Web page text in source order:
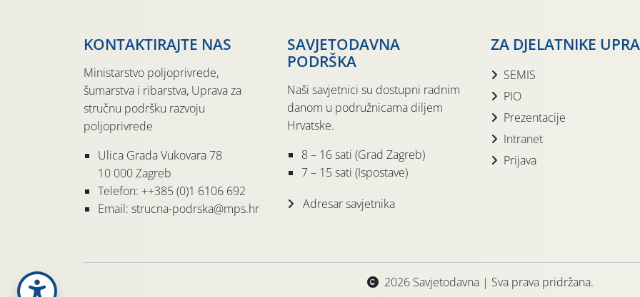
KONTAKTIRAJTE NAS
Ministarstvo poljoprivrede,
šumarstva i ribarstva, Uprava za
stručnu podršku razvoju
poljoprivrede
Ulica Grada Vukovara 78
10 000 Zagreb
Telefon: ++385 (0)1 6106 692
Email: strucna-podrska@mps.hr
SAVJETODAVNA
PODRŠKA
Naši savjetnici su dostupni radnim
danom u podružnicama diljem
Hrvatske.
8 – 16 sati (Grad Zagreb)
7 – 15 sati (Ispostave)
Adresar savjetnika
ZA DJELATNIKE
SEMIS
PIO
Prezentacije
Intranet
Prijava
2026 Savjetodavna | Sva prava pridržana.